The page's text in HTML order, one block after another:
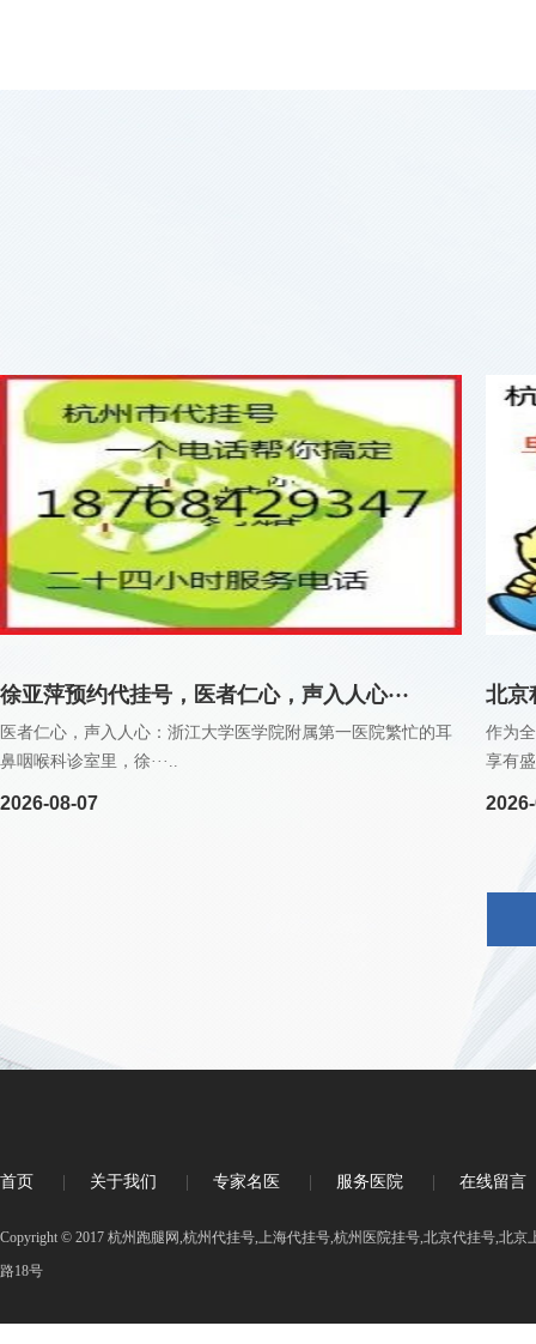
徐亚萍预约代挂号，医者仁心，声入人心···
医者仁心，声入人心：浙江大学医学院附属第一医院繁忙的耳
鼻咽喉科诊室里，徐···..
2026-08-07
北京
作为
享有
首页 关于我们 专家名医 服务医院 在线留言
Copyright © 2017 杭州跑腿网,杭州代挂号,上海代挂号,杭州医院挂号,北京代挂号,北
路18号